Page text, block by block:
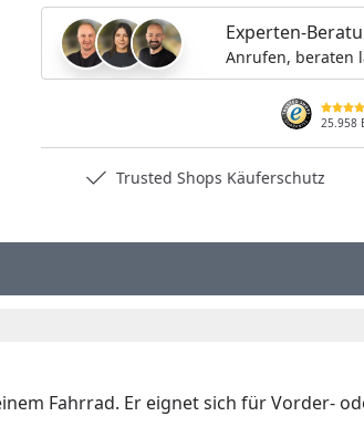
Experten-
Anrufen, beraten
25.958
Trusted Shops Käuferschutz
Fahrrad. Er eignet sich für Vorder-